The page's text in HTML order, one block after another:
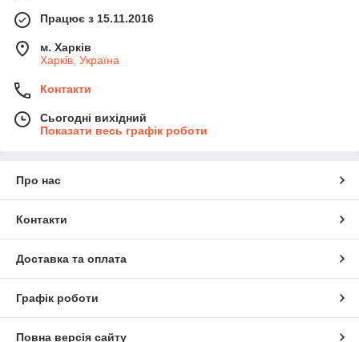
Працює з 15.11.2016
м. Харків
Харків, Україна
Контакти
Сьогодні вихідний
Показати весь графік роботи
Про нас
Контакти
Доставка та оплата
Графік роботи
Повна версія сайту